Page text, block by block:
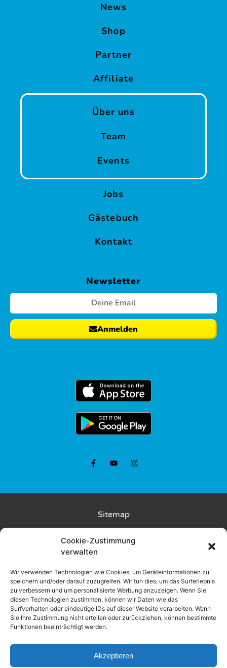
Cookie-Zustimmung
verwalten
Wir verwenden Technologien wie Cookies, um Geräteinformationen zu
speichern und/oder darauf zuzugreifen. Wir tun dies, um das Surferlebnis
zu verbessern und um personalisierte Werbung anzuzeigen. Wenn Sie
diesen Technologien zustimmen, können wir Daten wie das
Surfverhalten oder eindeutige IDs auf dieser Website verarbeiten. Wenn
Sie Ihre Zustimmung nicht erteilen oder zurückziehen, können bestimmte
Funktionen beeinträchtigt werden.
Akzeptieren
News
Shop
Partner
Affiliate
Über uns
Team
Events
Jobs
Gästebuch
Kontakt
Newsletter
Anmelden
Liefer- und Zahlungsbedingungen
Kunde wirbt Kunde
Sitemap
Impressum
AGB
Datenschutz
Events